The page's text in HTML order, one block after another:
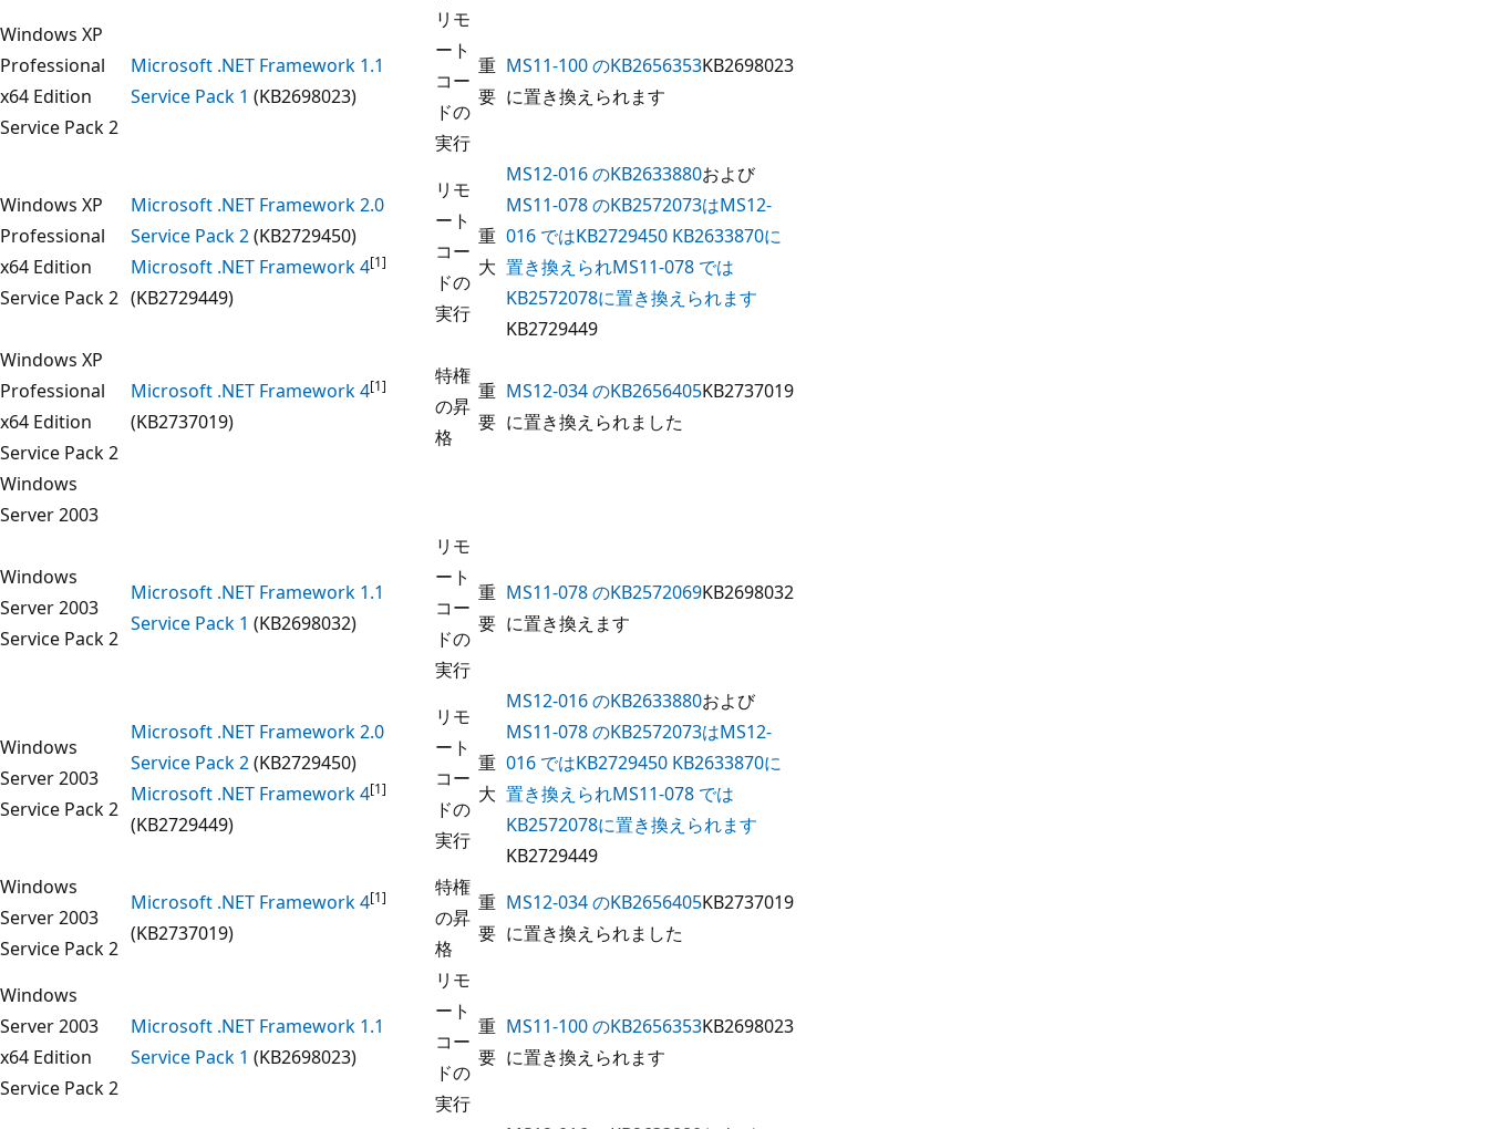
Windows XP
Professional
x64 Edition
Service Pack 2
Microsoft .NET Framework 1.1
Service Pack 1 (KB2698023)
リモ
ート
コー
ドの
実行
重
要
MS11-100 のKB2656353KB2698023
に置き換えられます
Windows XP
Professional
x64 Edition
Service Pack 2
Microsoft .NET Framework 2.0
Service Pack 2(KB2729450)
Microsoft .NET Framework 4[1]
(KB2729449)
リモ
ート
コー
ドの
実行
重
大
MS12-016 のKB2633880および
MS11-078 のKB2572073はMS12-
016 ではKB2729450 KB2633870に
置き換えられMS11-078 では
KB2572078に置き換えられます
KB2729449
Windows XP
Professional
x64 Edition
Service Pack 2
Microsoft .NET Framework 4[1]
(KB2737019)
特権
の昇
格
重
要
MS12-034 のKB2656405KB2737019
に置き換えられました
Windows
Server 2003
Windows
Server 2003
Service Pack 2
Microsoft .NET Framework 1.1
Service Pack 1 (KB2698032)
リモ
ート
コー
ドの
実行
重
要
MS11-078 のKB2572069KB2698032
に置き換えます
Windows
Server 2003
Service Pack 2
Microsoft .NET Framework 2.0
Service Pack 2(KB2729450)
Microsoft .NET Framework 4[1]
(KB2729449)
リモ
ート
コー
ドの
実行
重
大
MS12-016 のKB2633880および
MS11-078 のKB2572073はMS12-
016 ではKB2729450 KB2633870に
置き換えられMS11-078 では
KB2572078に置き換えられます
KB2729449
Windows
Server 2003
Service Pack 2
Microsoft .NET Framework 4[1]
(KB2737019)
特権
の昇
格
重
要
MS12-034 のKB2656405KB2737019
に置き換えられました
Windows
Server 2003
x64 Edition
Service Pack 2
Microsoft .NET Framework 1.1
Service Pack 1 (KB2698023)
リモ
ート
コー
ドの
実行
重
要
MS11-100 のKB2656353KB2698023
に置き換えられます